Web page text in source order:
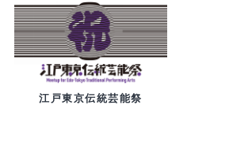
江戸東京伝統芸能祭